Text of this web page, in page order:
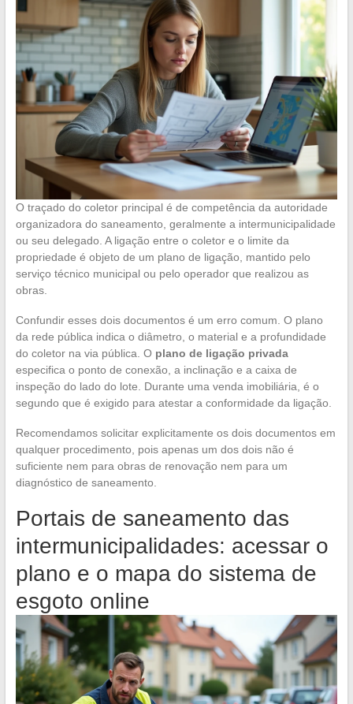
O traçado do coletor principal é de competência da autoridade
organizadora do saneamento, geralmente a intermunicipalidade
ou seu delegado. A ligação entre o coletor e o limite da
propriedade é objeto de um plano de ligação, mantido pelo
serviço técnico municipal ou pelo operador que realizou as
obras.
Confundir esses dois documentos é um erro comum. O plano
da rede pública indica o diâmetro, o material e a profundidade
do coletor na via pública. O plano de ligação privada
especifica o ponto de conexão, a inclinação e a caixa de
inspeção do lado do lote. Durante uma venda imobiliária, é o
segundo que é exigido para atestar a conformidade da ligação.
Recomendamos solicitar explicitamente os dois documentos em
qualquer procedimento, pois apenas um dos dois não é
suficiente nem para obras de renovação nem para um
diagnóstico de saneamento.
Portais de saneamento das
intermunicipalidades: acessar o
plano e o mapa do sistema de
esgoto online